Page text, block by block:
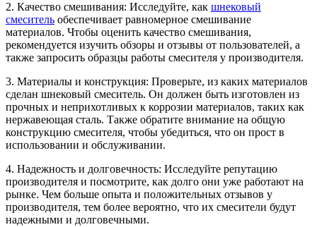
2. Качество смешивания: Исследуйте, как шнековый
смеситель обеспечивает равномерное смешивание
материалов. Чтобы оценить качество смешивания,
рекомендуется изучить обзоры и отзывы от пользователей, а
также запросить образцы работы смесителя у производителя.
3. Материалы и конструкция: Проверьте, из каких материалов
сделан шнековый смеситель. Он должен быть изготовлен из
прочных и неприхотливых к коррозии материалов, таких как
нержавеющая сталь. Также обратите внимание на общую
конструкцию смесителя, чтобы убедиться, что он прост в
использовании и обслуживании.
4. Надежность и долговечность: Исследуйте репутацию
производителя и посмотрите, как долго они уже работают на
рынке. Чем больше опыта и положительных отзывов у
производителя, тем более вероятно, что их смесители будут
надежными и долговечными.